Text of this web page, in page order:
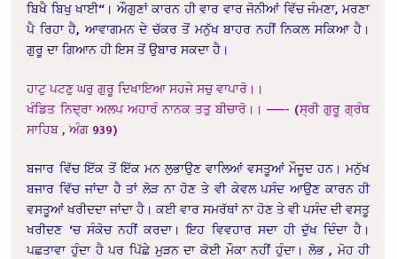
ਬਿਖੈ ਬਿਖੁ ਖਾਈ“। ਔਗੁਣਾਂ ਕਾਰਨ ਹੀ ਵਾਰ ਵਾਰ ਜੋਨੀਆਂ ਵਿੱਚ ਜੰਮਣਾ, ਮਰਣਾ
ਪੈ ਰਿਹਾ ਹੈ, ਆਵਾਗਮਨ ਦੇ ਚੱਕਰ ਤੋਂ ਮਨੁੱਖ ਬਾਹਰ ਨਹੀਂ ਨਿਕਲ ਸਕਿਆ ਹੈ।
ਗੁਰੂ ਦਾ ਗਿਆਨ ਹੀ ਇਸ ਤੋਂ ਉਬਾਰ ਸਕਦਾ ਹੈ।
ਹਾਟੁ ਪਟਣੁ ਘਰੁ ਗੁਰੂ ਦਿਖਾਇਆ ਸਹਜੇ ਸਚੁ ਵਾਪਾਰੋ।।
ਖੰਡਿਤ ਨਿਦ੍ਰਾ ਅਲਪ ਅਹਾਰੰ ਨਾਨਕ ਤਤੁ ਬੀਚਾਰੋ।। ——- (ਸ੍ਰੀ ਗੁਰੂ ਗ੍ਰੰਥ
ਸਾਹਿਬ , ਅੰਗ 939)
ਬਜਾਰ ਵਿੱਚ ਇੱਕ ਤੋਂ ਇੱਕ ਮਨ ਲੁਭਾਉਣ ਵਾਲਿਆਂ ਵਸਤੂਆਂ ਮੌਜੂਦ ਹਨ। ਮਨੁੱਖ
ਬਜਾਰ ਵਿੱਚ ਜਾਂਦਾ ਹੈ ਤਾਂ ਲੋੜ ਨਾ ਹੋਣ ਤੇ ਵੀ ਕੇਵਲ ਪਸੰਦ ਆਉਣ ਕਾਰਨ ਹੀ
ਵਸਤੂਆਂ ਖਰੀਦਦਾ ਜਾਂਦਾ ਹੈ। ਕਈ ਵਾਰ ਸਮਰੱਥਾਂ ਨਾ ਹੋਣ ਤੇ ਵੀ ਪਸੰਦ ਦੀ ਵਸਤੂ
ਖਰੀਦਣ ‘ਚ ਸੰਕੋਚ ਨਹੀਂ ਕਰਦਾ। ਇਹ ਵਿਵਹਾਰ ਸਦਾ ਹੀ ਦੁੱਖ ਦਿੰਦਾ ਹੈ।
ਪਛਤਾਵਾ ਹੁੰਦਾ ਹੈ ਪਰ ਪਿੱਛੇ ਮੁੜਨ ਦਾ ਕੋਈ ਮੌਕਾ ਨਹੀਂ ਹੁੰਦਾ। ਲੋਭ , ਮੋਹ ਹੀ